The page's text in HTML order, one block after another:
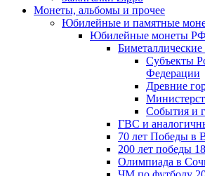
Монеты, альбомы и прочее
Юбилейные и памятные
Юбилейные монеты РФ
Биметаллические
Субъекты
Федерации
Древние
События и
ГВС и
70 лет Победы в
200 лет победы
Олимпиада в